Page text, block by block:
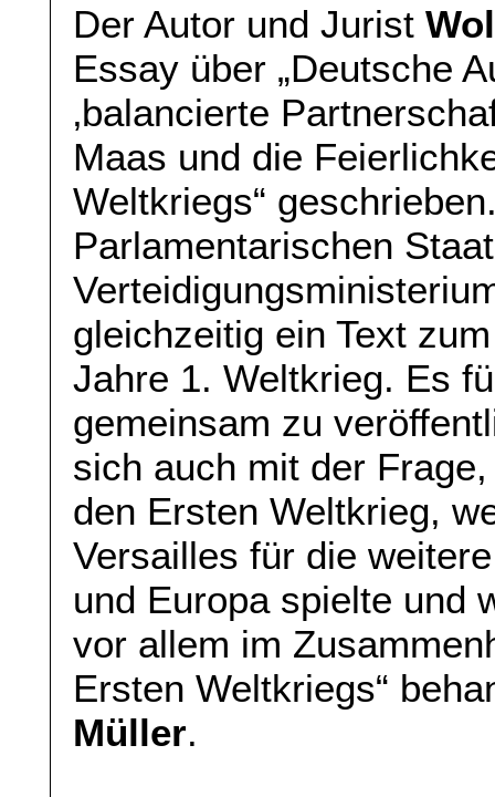
Der Autor und Jurist
Essay über „Deutsche
‚balancierte
Maas und die
Weltkriegs“
Parlamentarischen
gleichzeitig ein Text
Jahre 1. Weltkrieg. Es
gemeinsam zu
sich auch mit der
den Ersten Weltkrieg,
Versailles für die
und Europa spielte und
vor allem im
Ersten Weltkriegs“
Müller.